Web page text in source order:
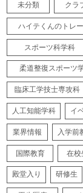
未分類 クラ
ハイテくんのトレ
スポーツ科学科
柔道整復スポーツ
臨床工学技士専攻科
人工知能学科 イ
業界情報 入学前
国際教育 在校
殿堂入り 研修生